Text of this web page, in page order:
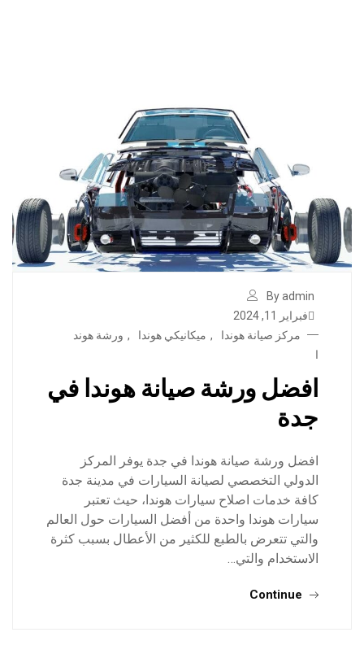
By admin
فبراير 11, 2024
مركز صيانة هوندا
, ميكانيكي هوندا , ورشة هوند
ا
افضل ورشة صيانة هوندا في
جدة
افضل ورشة صيانة هوندا في جدة يوفر المركز
الدولي التخصصي لصيانة السيارات في مدينة جدة
كافة خدمات اصلاح سيارات هوندا، حيث تعتبر
سيارات هوندا واحدة من أفضل السيارات حول العالم
والتي تتعرض بالطبع للكثير من الأعطال بسبب كثرة
الاستخدام والتي…
Continue